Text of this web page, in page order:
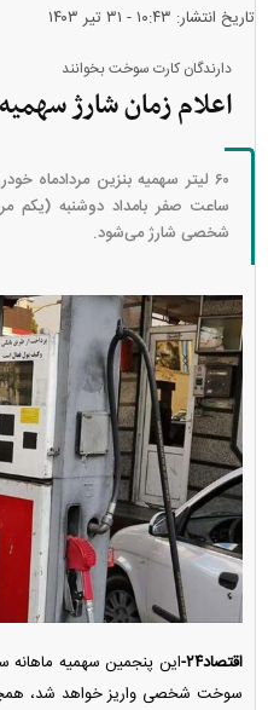
تاریخ انتشار: ۱۰:۴۳ - ۳۱ تير ۱۴۰۳
دارندگان کارت سوخت بخوانند
اعلام زمان شارژ
۶۰ لیتر سهمیه بنزین
ساعت صفر بامداد دوشنبه (یکم
شخصی شارژ می‌شود.
اقتصاد۲۴-
سوخت شخصی واریز خواهد شد،